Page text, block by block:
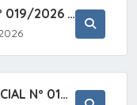
PREGÃO ELETRÔNICO Nº 019/2026 - CONTRATAÇÃO DE EMPRESA ESPECIALIZADA PARA A PRESTAÇÃO DE SERVIÇOS VETERINÁRIOS CLÍNICOS E CIRÚRGICOS, COM FOCO EM AÇÕES DE SAÚDE PÚBLICA, BEM-ESTAR ANIMAL E CONTROLE POPULACIONAL ÉTICO DE CÃES E GATOS, EM ATENDIMENTO À
CONCORRÊNCIA PRESENCIAL Nº 018/2026 - PAVIMENTAÇÃO ASFÁLTICA NO BAIRRO VOTUPOCA ? ESTRADA DA RAPOSA, NO MUNICÍPIO DE SETE BARRAS/SP